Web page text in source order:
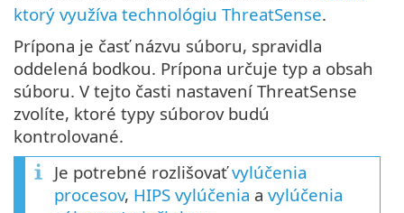
ktorý využíva technológiu ThreatSense.
Prípona je časť názvu súboru, spravidla
oddelená bodkou. Prípona určuje typ a obsah
súboru. V tejto časti nastavení ThreatSense
zvolíte, ktoré typy súborov budú
kontrolované.
Je potrebné rozlišovaťvylúčenia
procesov, HIPS vylúčenia a vylúčenia